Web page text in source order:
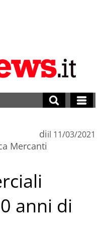
di
Mercanti
il 11/03/2021
anni di